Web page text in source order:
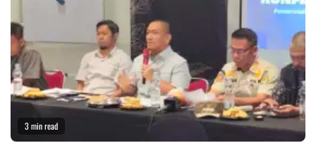
3 min read